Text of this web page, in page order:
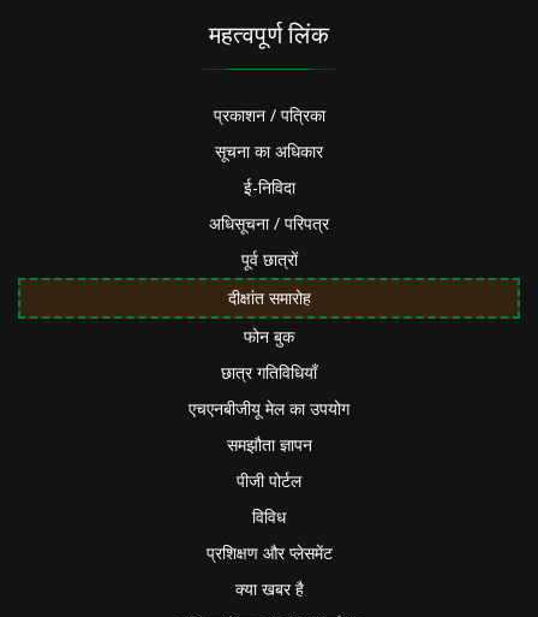
महत्वपूर्ण लिंक
प्रकाशन / पत्रिका
सूचना का अधिकार
ई-निविदा
अधिसूचना / परिपत्र
पूर्व छात्रों
दीक्षांत समारोह
फोन बुक
छात्र गतिविधियाँ
एचएनबीजीयू मेल का उपयोग
समझौता ज्ञापन
पीजी पोर्टल
विविध
प्रशिक्षण और प्लेसमेंट
क्या खबर है